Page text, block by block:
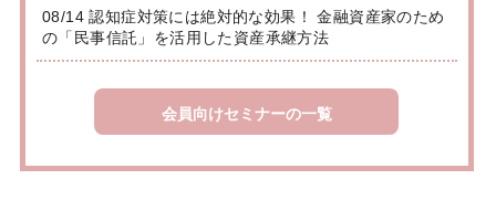
08/14 認知症対策には絶対的な効果！ 金融資産家のため
の「民事信託」を活用した資産承継方法
会員向けセミナーの一覧